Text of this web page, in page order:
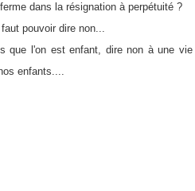
dans la résignation à perpétuité ?
pouvoir dire non...
que l'on est enfant, dire non à une
enfants....